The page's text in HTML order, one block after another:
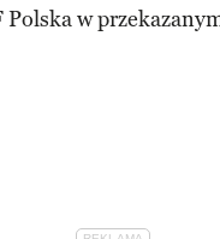
w